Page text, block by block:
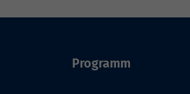
Programm